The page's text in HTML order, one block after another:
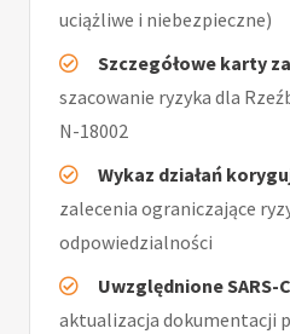
uciążliwe i niebezpieczne)
Szczegółowe karty
szacowanie ryzyka dla
N-18002
Wykaz działań
zalecenia ograniczające
odpowiedzialności
Uwzględnione SARS-
aktualizacja dokumentacji